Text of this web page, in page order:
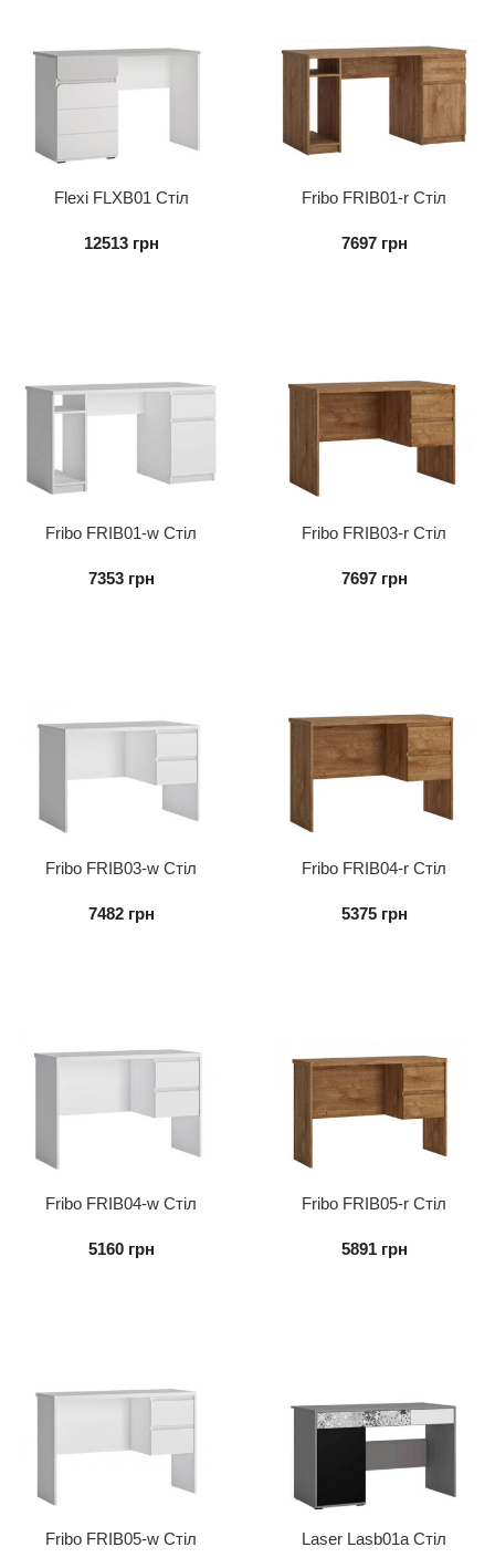
Flexi FLXB01 Стіл
12513 грн
Fribo FRIB01-r Стіл
7697 грн
Fribo FRIB01-w Стіл
7353 грн
Fribo FRIB03-r Стіл
7697 грн
Fribo FRIB03-w Стіл
7482 грн
Fribo FRIB04-r Стіл
5375 грн
Fribo FRIB04-w Стіл
5160 грн
Fribo FRIB05-r Стіл
5891 грн
Fribo FRIB05-w Стіл
Laser Lasb01а Стіл